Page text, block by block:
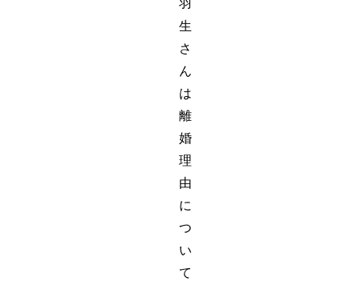
羽
生
さ
ん
は
離
婚
理
由
に
つ
い
て